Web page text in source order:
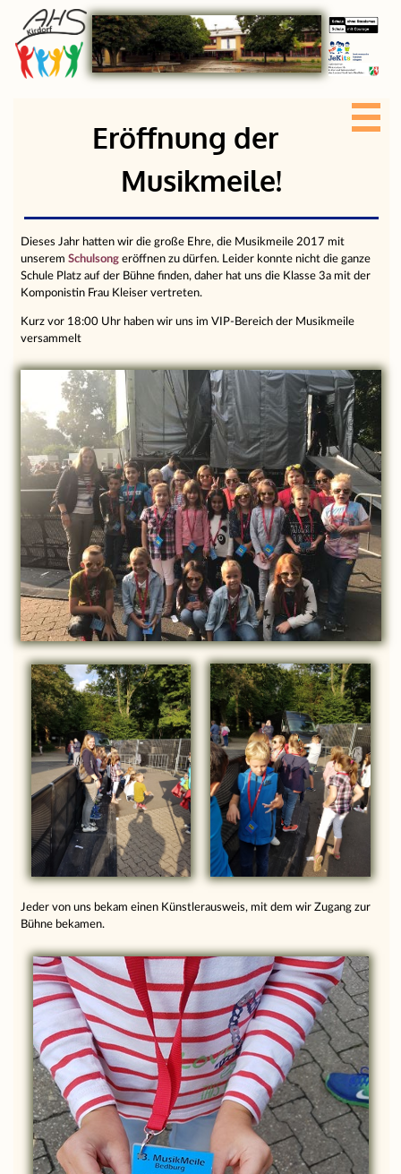
Eröffnung der
Musikmeile!
Dieses Jahr hatten wir die große Ehre, die Musikmeile 2017 mit
unseremSchulsong eröffnen zu dürfen. Leider konnte nicht die ganze
Schule Platz auf der Bühne finden, daher hat uns die Klasse 3a mit der
Komponistin Frau Kleiser vertreten.
Kurz vor 18:00 Uhr haben wir uns im VIP-Bereich der Musikmeile
versammelt
Jeder von uns bekam einen Künstlerausweis, mit dem wir Zugang zur
Bühne bekamen.